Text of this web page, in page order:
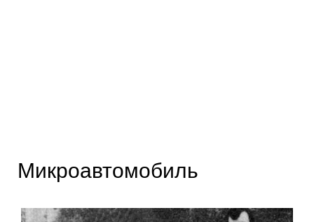
Микроавтомобиль